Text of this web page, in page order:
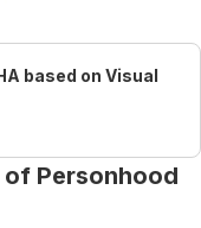
based on Visual
Personhood